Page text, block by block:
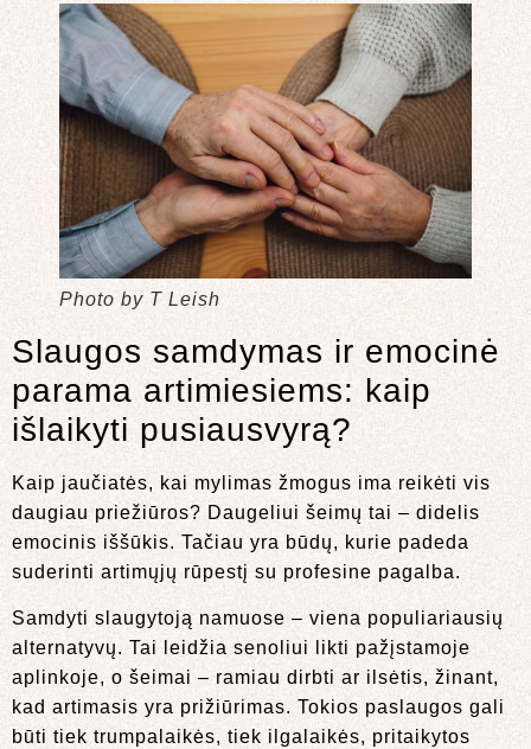
Photo by T Leish
Slaugos samdymas ir emocinė
parama artimiesiems: kaip
išlaikyti pusiausvyrą?
Kaip jaučiatės, kai mylimas žmogus ima reikėti vis
daugiau priežiūros? Daugeliui šeimų tai – didelis
emocinis iššūkis. Tačiau yra būdų, kurie padeda
suderinti artimųjų rūpestį su profesine pagalba.
Samdyti slaugytoją namuose – viena populiariausių
alternatyvų. Tai leidžia senoliui likti pažįstamoje
aplinkoje, o šeimai – ramiau dirbti ar ilsėtis, žinant,
kad artimasis yra prižiūrimas. Tokios paslaugos gali
būti tiek trumpalaikės, tiek ilgalaikės, pritaikytos